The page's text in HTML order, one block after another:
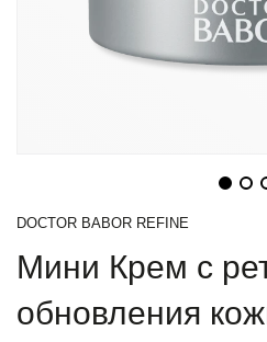
DOCTOR BABOR REFINE
Мини Крем с
обновления